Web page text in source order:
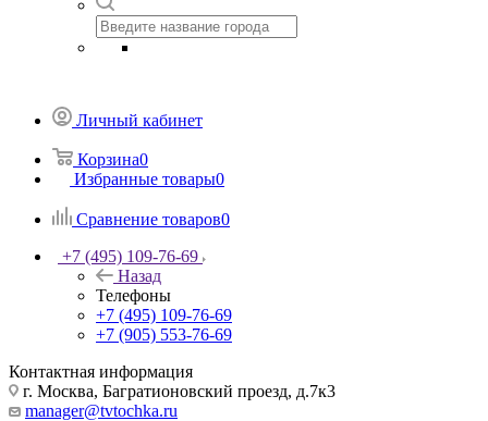
Личный кабинет
Корзина0
Избранные товары0
Сравнение товаров0
+7 (495) 109-76-69
Назад
Телефоны
+7 (495) 109-76-69
+7 (905) 553-76-69
Контактная информация
г. Москва, Багратионовский проезд, д.7к3
manager@tvtochka.ru